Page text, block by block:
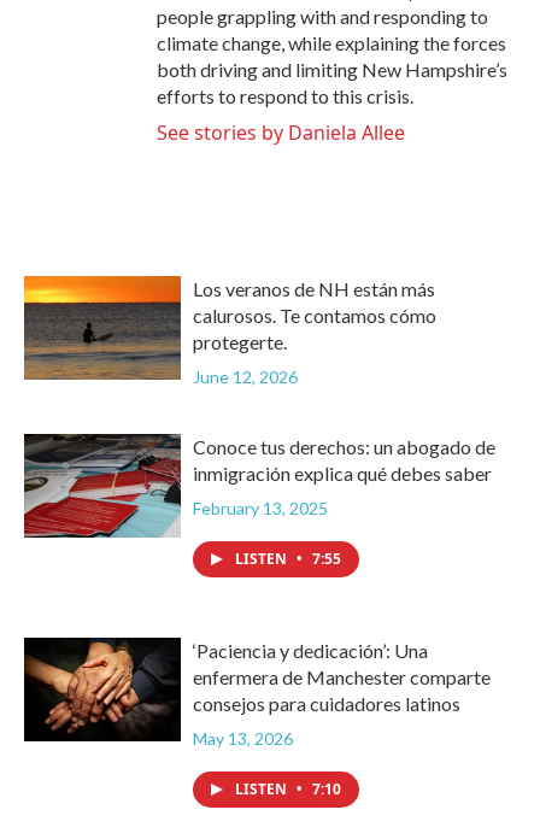
people grappling with and responding to
climate change, while explaining the forces
both driving and limiting New Hampshire’s
efforts to respond to this crisis.
See stories by Daniela Allee
Los veranos de NH están más
calurosos. Te contamos cómo
protegerte.
June 12, 2026
Conoce tus derechos: un abogado de
inmigración explica qué debes saber
February 13, 2025
LISTEN • 7:55
‘Paciencia y dedicación’: Una
enfermera de Manchester comparte
consejos para cuidadores latinos
May 13, 2026
LISTEN • 7:10